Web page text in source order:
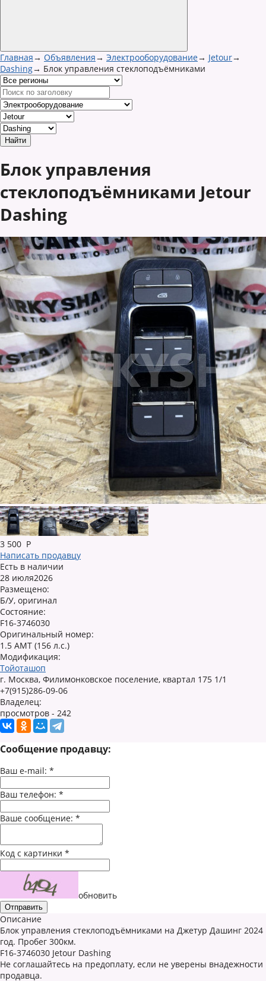
Главная→ Объявления→ Электрооборудование→ Jetour→
Dashing→ Блок управления стеклоподъёмниками
Блок управления
стеклоподъёмниками Jetour
Dashing
3 500 Р
Написать продавцу
Есть в наличии
28 июля2026
Размещено:
Б/У, оригинал
Состояние:
F16-3746030
Оригинальный номер:
1.5 AMT (156 л.с.)
Модификация:
Тойоташоп
г. Москва, Филимонковское поселение, квартал 175 1/1
+7(915)286-09-06
Владелец:
просмотров - 242
Сообщение продавцу:
Ваш e-mail: *
Ваш телефон: *
Ваше сообщение: *
Код с картинки *
обновить
Описание
Блок управления стеклоподъёмниками на Джетур Дашинг 2024
год. Пробег 300км.
F16-3746030 Jetour Dashing
Не соглашайтесь на предоплату, если не уверены внадежности
продавца.